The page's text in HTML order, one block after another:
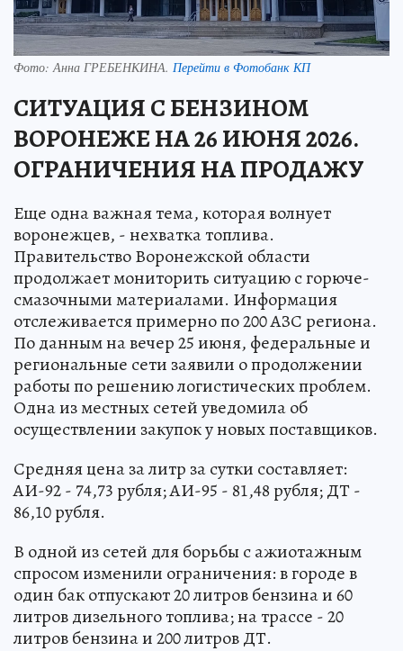
Фото:Анна ГРЕБЕНКИНА. Перейти в Фотобанк КП
СИТУАЦИЯ С БЕНЗИНОМ
ВОРОНЕЖЕ НА 26 ИЮНЯ 2026.
ОГРАНИЧЕНИЯ НА ПРОДАЖУ
Еще одна важная тема, которая волнует
воронежцев, - нехватка топлива.
Правительство Воронежской области
продолжает мониторить ситуацию с горюче-
смазочными материалами. Информация
отслеживается примерно по 200 АЗС региона.
По данным на вечер 25 июня, федеральные и
региональные сети заявили о продолжении
работы по решению логистических проблем.
Одна из местных сетей уведомила об
осуществлении закупок у новых поставщиков.
Средняя цена за литр за сутки составляет:
АИ-92 - 74,73 рубля; АИ-95 - 81,48 рубля; ДТ -
86,10 рубля.
В одной из сетей для борьбы с ажиотажным
спросом изменили ограничения: в городе в
один бак отпускают 20 литров бензина и 60
литров дизельного топлива; на трассе - 20
литров бензина и 200 литров ДТ.